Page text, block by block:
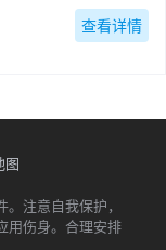
查看详情
图
注意自我保护，
用伤身。合理安排